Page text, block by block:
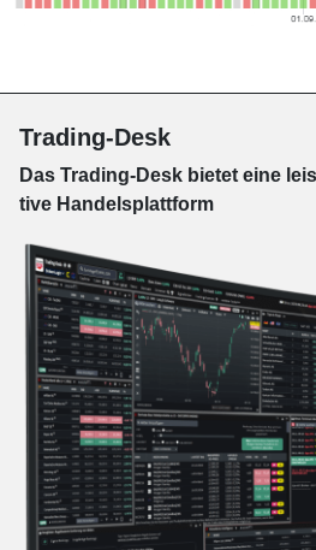
Trading-Desk
Das Trading-Desk bie­tet eine
tive Han­dels­platt­form